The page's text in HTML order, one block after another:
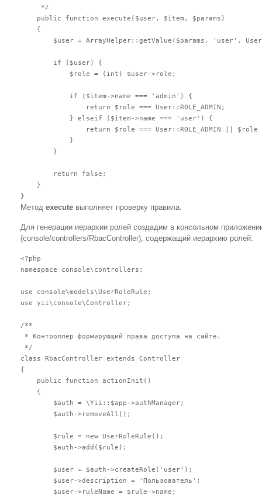
     */
    public function execute($user, $item, $params)
    {
$user = ArrayHelper::getValue($params, 'user',
        if ($user) {
            $role = (int) $user->role;
            if ($item->name === 'admin') {
                return $role === User::ROLE_ADMIN;
            } elseif ($item->name === 'user') {
return $role === User::ROLE_ADMIN || $role
            }
        }
        return false;
    }
Метод execute выполняет проверку правила.
Для генерации иерархии ролей создадим в консольном
(console/controllers/RbacController), содержащий иерархию ролей:
<?php
namespace console\controllers;
use console\models\UserRoleRule;
use yii\console\Controller;
/**
* Контроллер формирующий права доступа на сайте.
*/
class RbacController extends Controller
{
    public function actionInit()
    {
        $auth = \Yii::$app->authManager;
        $auth->removeAll();
        $rule = new UserRoleRule();
        $auth->add($rule);
        $user = $auth->createRole('user');
        $user->description = 'Пользователь';
        $user->ruleName = $rule->name;